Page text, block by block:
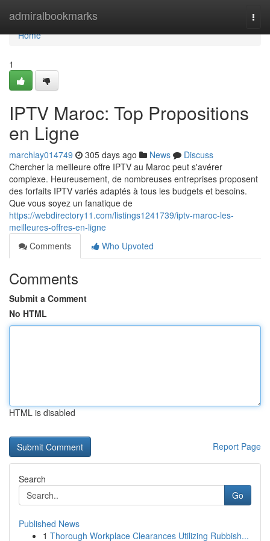
admiralbookmarks
Home
Home
1
IPTV Maroc: Top Propositions
en Ligne
marchlay014749 305 days ago News
Discuss
Chercher la meilleure offre IPTV au Maroc peut s'avérer
complexe. Heureusement, de nombreuses entreprises proposent
des forfaits IPTV variés adaptés à tous les budgets et besoins.
Que vous soyez un fanatique de
https://webdirectory11.com/listings1241739/iptv-maroc-les-
meilleures-offres-en-ligne
Comments
Who Upvoted
Comments
Submit a Comment
No HTML
HTML is disabled
Report Page
Search
Go
Published News
1 Thorough Workplace Clearances Utilizing Rubbish...